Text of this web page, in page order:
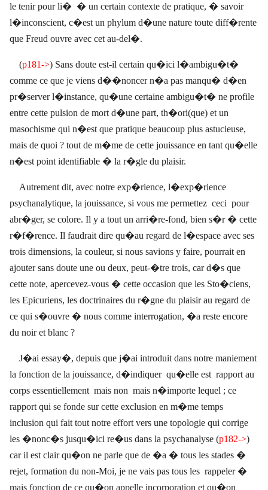
le tenir pour li� � un certain contexte de pratique, � savoir
l�inconscient, c�est un phylum d�une nature toute diff�rente
que Freud ouvre avec cet au-del�.
(p181->) Sans doute est-il certain qu�ici l�ambigu�t�
comme ce que je viens d��noncer n�a pas manqu� d�en
pr�server l�instance, qu�une certaine ambigu�t� ne profile
entre cette pulsion de mort d�une part, th�ori(que) et un
masochisme qui n�est que pratique beaucoup plus astucieuse,
mais de quoi ? tout de m�me de cette jouissance en tant qu�elle
n�est point identifiable � la r�gle du plaisir.
Autrement dit, avec notre exp�rience, l�exp�rience
psychanalytique, la jouissance, si vous me permettez ceci pour
abr�ger, se colore. Il y a tout un arri�re-fond, bien s�r � cette
r�f�rence. Il faudrait dire qu�au regard de l�espace avec ses
trois dimensions, la couleur, si nous savions y faire, pourrait en
ajouter sans doute une ou deux, peut-�tre trois, car d�s que
cette note, apercevez-vous � cette occasion que les Sto�ciens,
les Epicuriens, les doctrinaires du r�gne du plaisir au regard de
ce qui s�ouvre � nous comme interrogation, �a reste encore
du noir et blanc ?
J�ai essay�, depuis que j�ai introduit dans notre maniement
la fonction de la jouissance, d�indiquer qu�elle est rapport au
corps essentiellement mais non mais n�importe lequel ; ce
rapport qui se fonde sur cette exclusion en m�me temps
inclusion qui fait tout notre effort vers une topologie qui corrige
les �nonc�s jusqu�ici re�us dans la psychanalyse (p182->)
car il est clair qu�on ne parle que de �a � tous les stades �
rejet, formation du non-Moi, je ne vais pas tous les rappeler �
mais fonction de ce qu�on appelle incorporation et qu�on